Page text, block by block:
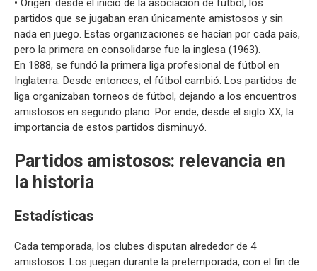
partidos que se jugaban eran únicamente amistosos y sin
nada en juego. Estas organizaciones se hacían por cada país,
pero la primera en consolidarse fue la inglesa (1963).
En 1888, se fundó la primera liga profesional de fútbol en
Inglaterra. Desde entonces, el fútbol cambió. Los partidos de
liga organizaban torneos de fútbol, dejando a los encuentros
amistosos en segundo plano. Por ende, desde el siglo XX, la
importancia de estos partidos disminuyó.
Partidos amistosos: relevancia en
la historia
Estadísticas
Cada temporada, los clubes disputan alrededor de 4
amistosos. Los juegan durante la pretemporada, con el fin de